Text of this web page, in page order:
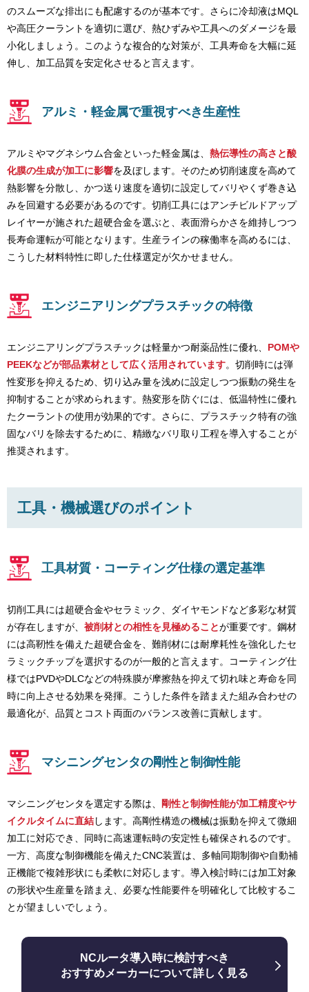
のスムーズな排出にも配慮するのが基本です。さらに冷却液はMQL
や高圧クーラントを適切に選び、熱ひずみや工具へのダメージを最
小化しましょう。このような複合的な対策が、工具寿命を大幅に延
伸し、加工品質を安定化させると言えます。
アルミ・軽金属で重視すべき生産性
アルミやマグネシウム合金といった軽金属は、 熱伝導性の高さと酸
化膜の生成が加工に影響を及ぼします。そのため切削速度を高めて
熱影響を分散し、かつ送り速度を適切に設定してバリやくず巻き込
みを回避する必要があるのです。切削工具にはアンチビルドアップ
レイヤーが施された超硬合金を選ぶと、表面滑らかさを維持しつつ
長寿命運転が可能となります。生産ラインの稼働率を高めるには、
こうした材料特性に即した仕様選定が欠かせません。
エンジニアリングプラスチックの特徴
エンジニアリングプラスチックは軽量かつ耐薬品性に優れ、 POMや
PEEKなどが部品素材として広く活用されています。切削時には弾
性変形を抑えるため、切り込み量を浅めに設定しつつ振動の発生を
抑制することが求められます。熱変形を防ぐには、低温特性に優れ
たクーラントの使用が効果的です。さらに、プラスチック特有の強
固なバリを除去するために、精緻なバリ取り工程を導入することが
推奨されます。
工具・機械選びのポイント
工具材質・コーティング仕様の選定基準
切削工具には超硬合金やセラミック、ダイヤモンドなど多彩な材質
が存在しますが、 被削材との相性を見極めることが重要です。鋼材
には高靭性を備えた超硬合金を、難削材には耐摩耗性を強化したセ
ラミックチップを選択するのが一般的と言えます。コーティング仕
様ではPVDやDLCなどの特殊膜が摩擦熱を抑えて切れ味と寿命を同
時に向上させる効果を発揮。こうした条件を踏まえた組み合わせの
最適化が、品質とコスト両面のバランス改善に貢献します。
マシニングセンタの剛性と制御性能
マシニングセンタを選定する際は、
剛性と制御性能が加工精度やサ
イクルタイムに直結します。高剛性構造の機械は振動を抑えて微細
加工に対応でき、同時に高速運転時の安定性も確保されるのです。
一方、高度な制御機能を備えたCNC装置は、多軸同期制御や自動補
正機能で複雑形状にも柔軟に対応します。導入検討時には加工対象
の形状や生産量を踏まえ、必要な性能要件を明確化して比較するこ
とが望ましいでしょう。
NCルータ導入時に検討すべき
おすすめメーカーについて詳しく見る